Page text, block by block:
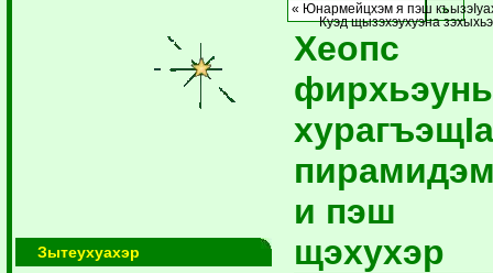
Зытеухуахэр
« Юнармейцхэм я пэш
Куэд щызэхэухуэна
Хеопс
и пэш
щэхухэр